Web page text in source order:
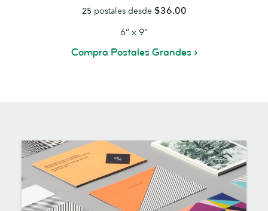
25postales desde $36.00
6” x 9”
Compra Postales Grandes